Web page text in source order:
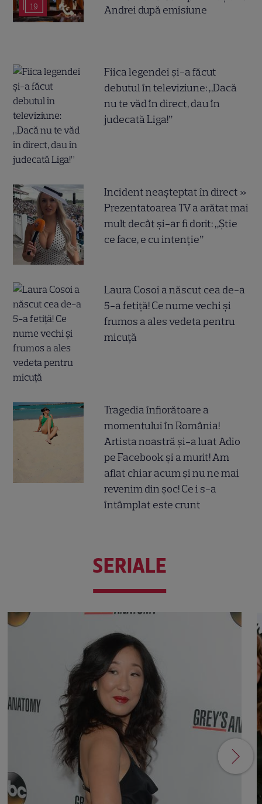
19
Andrei după emisiune
Fiica legendei și-a făcut
debutul în televiziune: „Dacă
nu te văd în direct, dau în
judecată Liga!”
Incident neașteptat în direct »
Prezentatoarea TV a arătat mai
mult decât și-ar fi dorit: „Știe
ce face, e cu intenție”
Laura Cosoi a născut cea de-a
5-a fetiță! Ce nume vechi și
frumos a ales vedeta pentru
micuță
Tragedia înfiorătoare a
momentului în România!
Artista noastră și-a luat Adio
pe Facebook și a murit! Am
aflat chiar acum și nu ne mai
revenim din șoc! Ce i s-a
întâmplat este crunt
SERIALE